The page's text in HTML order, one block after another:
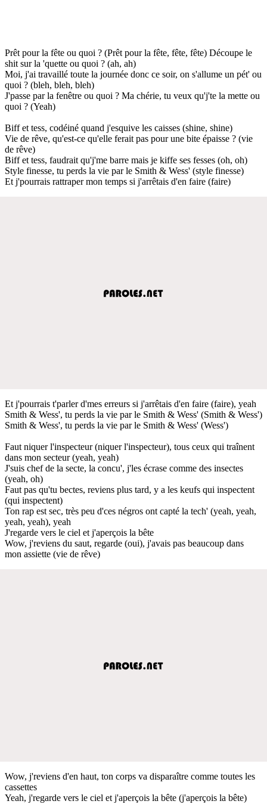
Prêt pour la fête ou quoi ? (Prêt pour la fête, fête, fête) Découpe le
shit sur la 'quette ou quoi ? (ah, ah)
Moi, j'ai travaillé toute la journée donc ce soir, on s'allume un pét' ou
quoi ? (bleh, bleh, bleh)
J'passe par la fenêtre ou quoi ? Ma chérie, tu veux qu'j'te la mette ou
quoi ? (Yeah)
Biff et tess, codéiné quand j'esquive les caisses (shine, shine)
Vie de rêve, qu'est-ce qu'elle ferait pas pour une bite épaisse ? (vie
de rêve)
Biff et tess, faudrait qu'j'me barre mais je kiffe ses fesses (oh, oh)
Style finesse, tu perds la vie par le Smith & Wess' (style finesse)
Et j'pourrais rattraper mon temps si j'arrêtais d'en faire (faire)
Et j'pourrais t'parler d'mes erreurs si j'arrêtais d'en faire (faire), yeah
Smith & Wess', tu perds la vie par le Smith & Wess' (Smith & Wess')
Smith & Wess', tu perds la vie par le Smith & Wess' (Wess')
Faut niquer l'inspecteur (niquer l'inspecteur), tous ceux qui traînent
dans mon secteur (yeah, yeah)
J'suis chef de la secte, la concu', j'les écrase comme des insectes
(yeah, oh)
Faut pas qu'tu bectes, reviens plus tard, y a les keufs qui inspectent
(qui inspectent)
Ton rap est sec, très peu d'ces négros ont capté la tech' (yeah, yeah,
yeah, yeah), yeah
J'regarde vers le ciel et j'aperçois la bête
Wow, j'reviens du saut, regarde (oui), j'avais pas beaucoup dans
mon assiette (vie de rêve)
Wow, j'reviens d'en haut, ton corps va disparaître comme toutes les
cassettes
Yeah, j'regarde vers le ciel et j'aperçois la bête (j'aperçois la bête)